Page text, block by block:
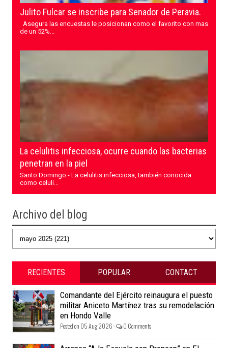
Julito Fulcar se inscribe para Senador de Peravia.
Asegura las encuestas le posicionan como el favorito con mas
de un 52%...
La celulitis infecciosa, ocurre cuando las bacterias
penetran en la piel
Santo Domingo.- La celulitis infecciosa, también conocida
como celuli...
Archivo del blog
RECIENTES POPULAR CONTACT
Comandante del Ejército reinaugura el puesto
militar Aniceto Martínez tras su remodelación
en Hondo Valle
Posted on 05 Aug 2026 - 0 Comments